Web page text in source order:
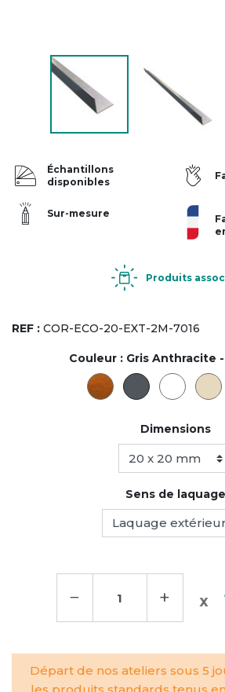
Échantillons
disponibles
Sur-mesure
Produits
REF : COR-ECO-20-EXT-2M-7016
Couleur : Gris Anthracite -
Dimensions
Sens de laquage
− +
Départ de nos ateliers sous 5